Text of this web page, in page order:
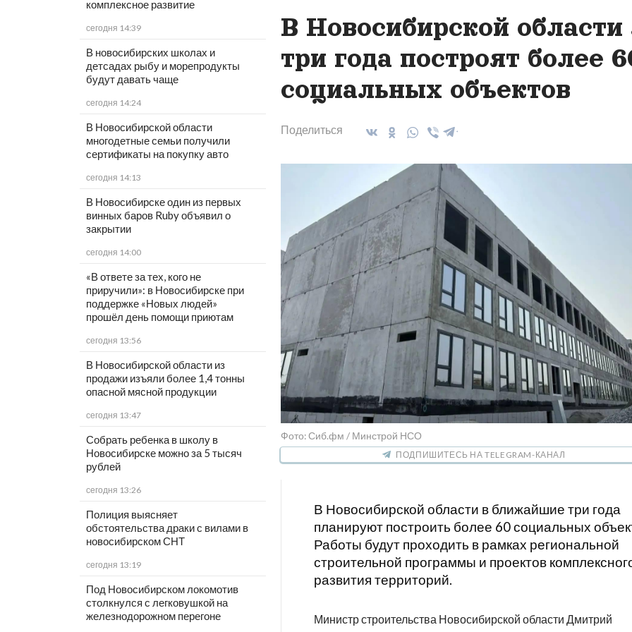
комплексное развитие
сегодня 14:39
В новосибирских школах и
детсадах рыбу и морепродукты
будут давать чаще
сегодня 14:24
В Новосибирской области
многодетные семьи получили
сертификаты на покупку авто
сегодня 14:13
В Новосибирске один из первых
винных баров Ruby объявил о
закрытии
сегодня 14:00
«В ответе за тех, кого не
приручили»: в Новосибирске при
поддержке «Новых людей»
прошёл день помощи приютам
сегодня 13:56
В Новосибирской области из
продажи изъяли более 1,4 тонны
опасной мясной продукции
сегодня 13:47
Собрать ребенка в школу в
Новосибирске можно за 5 тысяч
рублей
сегодня 13:26
Полиция выясняет
обстоятельства драки с вилами в
новосибирском СНТ
сегодня 13:19
Под Новосибирском локомотив
столкнулся с легковушкой на
железнодорожном перегоне
В Новосибирской области
три года построят более
социальных объектов
Поделиться
Фото: Сиб.фм / Минстрой НСО
ПОДПИШИТЕСЬ НА TELEGRAM-КАНАЛ
В Новосибирской области в ближайшие три года
планируют построить более 60 социальных
Работы будут проходить в рамках региональной
строительной программы и проектов
развития территорий.
Министр строительства Новосибирской области Дмитрий